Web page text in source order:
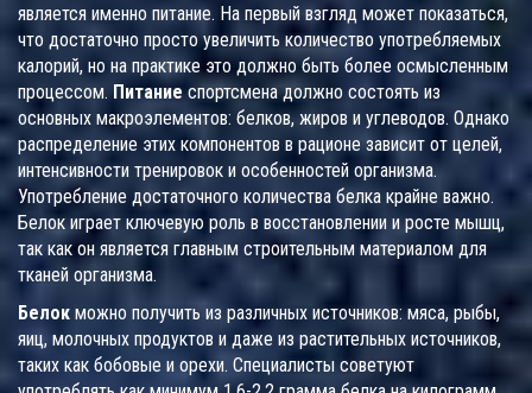
является именно питание. На первый взгляд может показаться,
что достаточно просто увеличить количество употребляемых
калорий, но на практике это должно быть более осмысленным
процессом. Питание спортсмена должно состоять из
основных макроэлементов: белков, жиров и углеводов. Однако
распределение этих компонентов в рационе зависит от целей,
интенсивности тренировок и особенностей организма.
Употребление достаточного количества белка крайне важно.
Белок играет ключевую роль в восстановлении и росте мышц,
так как он является главным строительным материалом для
тканей организма.
Белок можно получить из различных источников: мяса, рыбы,
яиц, молочных продуктов и даже из растительных источников,
таких как бобовые и орехи. Специалисты советуют